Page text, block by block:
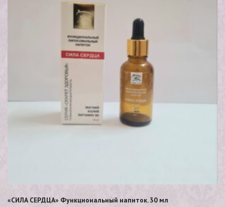
«СИЛА СЕРДЦА» Функциональный напиток. 30 мл